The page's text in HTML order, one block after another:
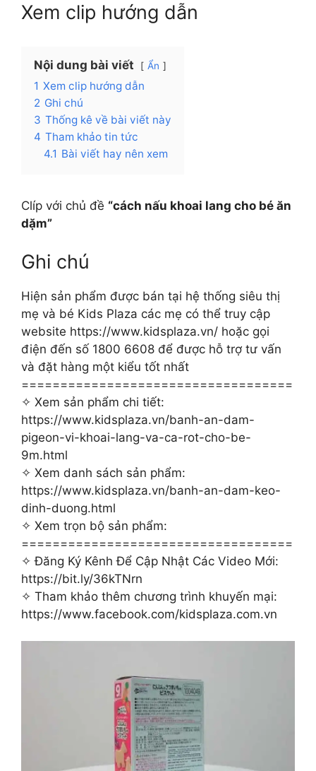
Xem clip hướng dẫn
Nội dung bài viết Ẩn
1 Xem clip hướng dẫn
2 Ghi chú
3 Thống kê về bài viết này
4 Tham khảo tin tức
4.1 Bài viết hay nên xem
Clíp với chủ đề “cách nấu khoai lang cho bé ăn
dặm”
Ghi chú
Hiện sản phẩm được bán tại hệ thống siêu thị
mẹ và bé Kids Plaza các mẹ có thể truy cập
website https://www.kidsplaza.vn/ hoặc gọi
điện đến số 1800 6608 để được hỗ trợ tư vấn
và đặt hàng một kiểu tốt nhất
===================================
✧ Xem sản phẩm chi tiết:
https://www.kidsplaza.vn/banh-an-dam-
pigeon-vi-khoai-lang-va-ca-rot-cho-be-
9m.html
✧ Xem danh sách sản phẩm:
https://www.kidsplaza.vn/banh-an-dam-keo-
dinh-duong.html
✧ Xem trọn bộ sản phẩm:
===================================
✧ Đăng Ký Kênh Để Cập Nhật Các Video Mới:
https://bit.ly/36kTNrn
✧ Tham khảo thêm chương trình khuyến mại:
https://www.facebook.com/kidsplaza.com.vn